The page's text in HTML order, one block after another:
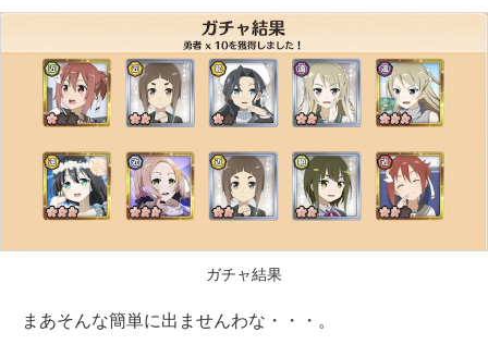
ガチャ結果
まあそんな簡単に出ませんわな・・・。